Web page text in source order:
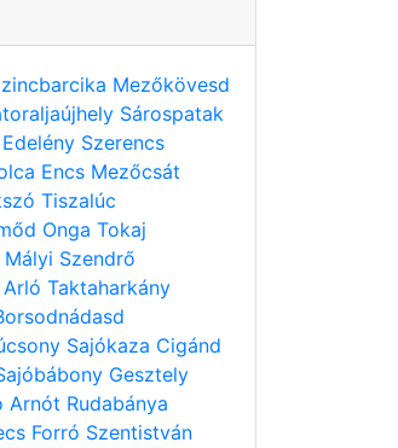
Mezőkövesd
Sárospatak
Edelény Szerencs
Encs Mezőcsát
Tiszalúc
Onga Tokaj
Mályi Szendrő
Arló Taktaharkány
Sajókaza Cigánd
Gesztely
Arnót Rudabánya
Forró Szentistván